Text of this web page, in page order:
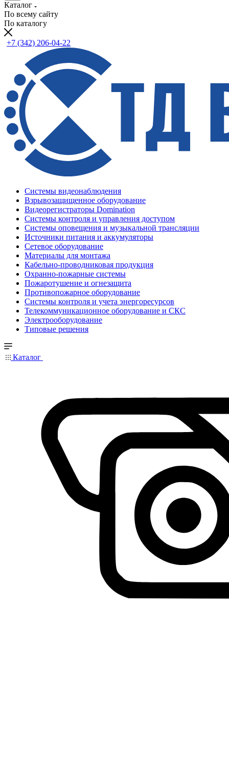
Каталог
По всему сайту
По каталогу
+7 (342) 206-04-22
Системы видеонаблюдения
Взрывозащищенное оборудование
Видеорегистраторы Domination
Системы контроля и управления доступом
Системы оповещения и музыкальной трансляции
Источники питания и аккумуляторы
Сетевое оборудование
Материалы для монтажа
Кабельно-проводниковая продукция
Охранно-пожарные системы
Пожаротушение и огнезащита
Противопожарное оборудование
Системы контроля и учета энергоресурсов
Телекоммуникационное оборудование и СКС
Электрооборудование
Типовые решения
Каталог